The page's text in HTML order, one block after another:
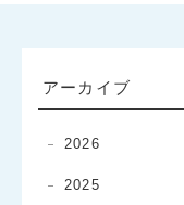
アーカイブ
2026
2025